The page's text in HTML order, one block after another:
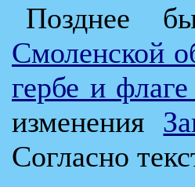
Позднее
Смоленской
гербе и
изменения
Согласно